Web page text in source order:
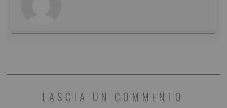
LASCIA UN COMMENTO